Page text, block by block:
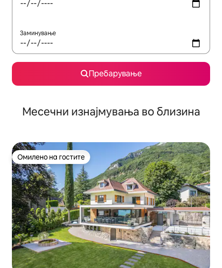
Заминување
Пребарување
Месечни изнајмувања во близина
Омилено на гостите
Омилено на гостите